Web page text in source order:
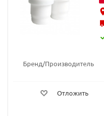
Бренд/Производитель
Отложить